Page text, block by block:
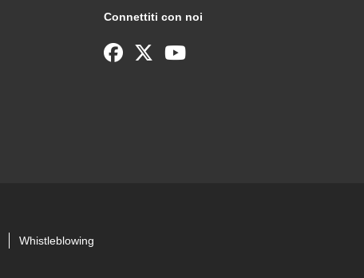
Connettiti con noi
Whistleblowing